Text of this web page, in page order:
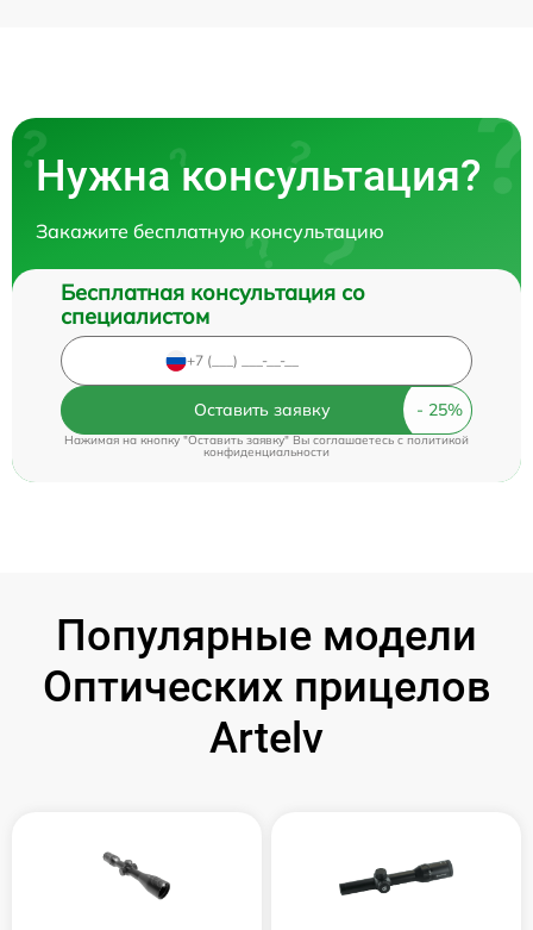
Нужна консультация?
Закажите бесплатную консультацию
Бесплатная консультация со
специалистом
Оставить заявку
Нажимая на кнопку "Оставить заявку" Вы соглашаетесь cполитикой
конфиденциальности
Популярные модели
Оптических прицелов
Artelv